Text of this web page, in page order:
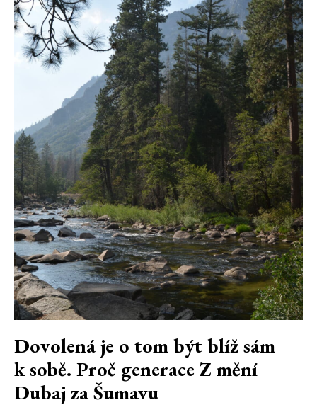
Dovolená je o tom být blíž sám
k sobě. Proč generace Z mění
Dubaj za Šumavu